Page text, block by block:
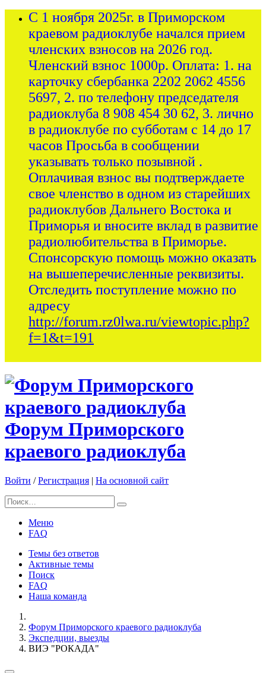
С 1 ноября 2025г. в Приморском
краевом радиоклубе начался прием
членских взносов на 2026 год.
Членский взнос 1000р. Оплата: 1. на
карточку сбербанка 2202 2062 4556
5697, 2. по телефону председателя
радиоклуба 8 908 454 30 62, 3. лично
в радиоклубе по субботам с 14 до 17
часов Просьба в сообщении
указывать только позывной .
Оплачивая взнос вы подтверждаете
свое членство в одном из старейших
радиоклубов Дальнего Востока и
Приморья и вносите вклад в развитие
радиолюбительства в Приморье.
Спонсорскую помощь можно оказать
на вышеперечисленные реквизиты.
Отследить поступление можно по
адресу
http://forum.rz0lwa.ru/viewtopic.php?
f=1&t=191
Форум Приморского
краевого радиоклуба
Войти /Регистрация | На основной сайт
Меню
FAQ
Темы без ответов
Активные темы
Поиск
FAQ
Наша команда
Форум Приморского краевого радиоклуба
Экспедции, выезды
ВИЭ "РОКАДА"